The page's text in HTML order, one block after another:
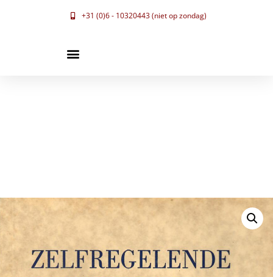
+31 (0)6 - 10320443 (niet op zondag)